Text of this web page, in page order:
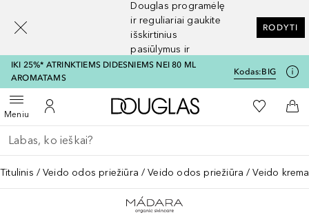
Douglas programėlę
ir reguliariai gaukite
išskirtinius
pasiūlymus ir
nuolaidas
RODYTI
IKI 25%* ATRINKTIEMS DIDESNIEMS NEI 80 ML
AROMATAMS
Kodas:BIG
MeniuAtidaryti meniuĮ mano paskyrą
Į Douglas pagrindinį
Į mano
Į
Grįžk atgal
Vykdykite paiešką
Titulinis Veido odos priežiūra Veido odos priežiūra Veido
[navigation.slideout.screenreader]